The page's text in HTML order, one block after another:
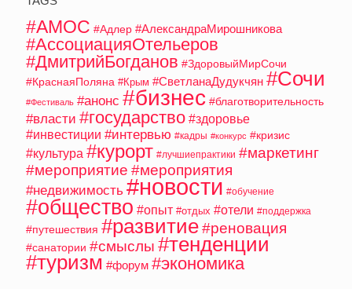
#АМОС #Адлер #АлександраМирошникова
#АссоциацияОтельеров
#ДмитрийБогданов #ЗдоровыйМирСочи
#КраснаяПоляна #Крым #СветланаДудукчян #Сочи
#Фестиваль #анонс #бизнес #благотворительность
#власти #государство #здоровье
#инвестиции #интервью #кадры #конкурс #кризис
#культура #курорт #лучшиепрактики #маркетинг
#мероприятие #мероприятия
#недвижимость #новости #обучение
#общество #опыт #отдых #отели #поддержка
#путешествия #развитие#реновация
#санатории #смыслы #тенденции
#туризм #форум #экономика